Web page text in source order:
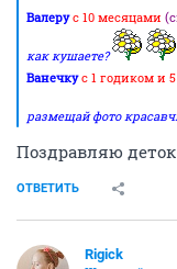
Валерус 10 месяцами
как кушаете?
Ванечкус 1 годиком и
размещай фото
Поздравляю
ОТВЕТИТЬ
Rigick